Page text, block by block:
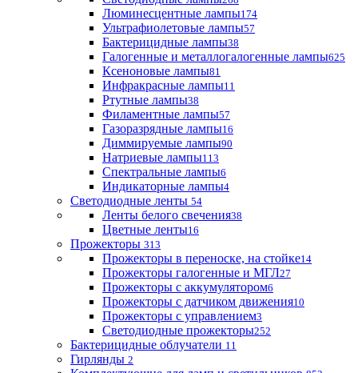
Люминесцентные лампы174
Ультрафиолетовые лампы57
Бактерицидные лампы38
Галогенные и металлогалогенные лампы625
Ксеноновые лампы81
Инфракрасные лампы11
Ртутные лампы38
Филаментные лампы57
Газоразрядные лампы16
Диммируемые лампы90
Натриевые лампы113
Спектральные лампы6
Индикаторные лампы4
Светодиодные ленты 54
Ленты белого свечения38
Цветные ленты16
Прожекторы 313
Прожекторы в переноске, на стойке14
Прожекторы галогенные и МГЛ27
Прожекторы с аккумулятором6
Прожекторы с датчиком движения10
Прожекторы с управлением3
Светодиодные прожекторы252
Бактерицидные облучатели 11
Гирлянды 2